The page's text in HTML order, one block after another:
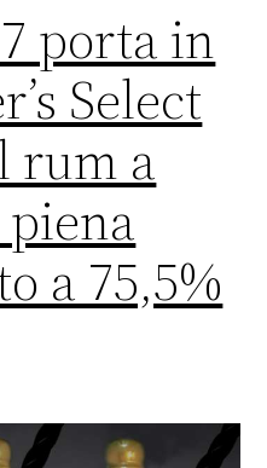
porta in
Select
rum a
a 75,5%